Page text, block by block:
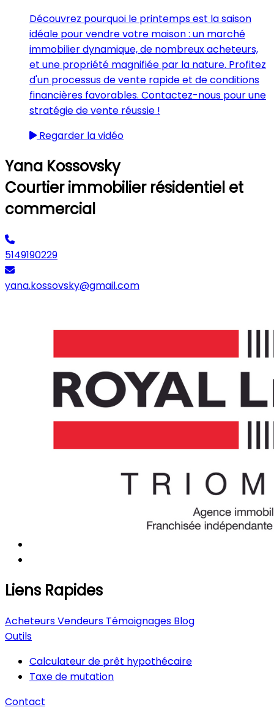
Découvrez pourquoi le printemps est la saison
idéale pour vendre votre maison : un marché
immobilier dynamique, de nombreux acheteurs,
et une propriété magnifiée par la nature. Profitez
d'un processus de vente rapide et de conditions
financières favorables. Contactez-nous pour une
stratégie de vente réussie !
Regarder la vidéo
Yana Kossovsky
Courtier immobilier résidentiel et
commercial
5149190229
yana.kossovsky@gmail.com
Liens Rapides
AcheteursVendeurs Témoignages Blog
Outils
Calculateur de prêt hypothécaire
Taxe de mutation
Contact